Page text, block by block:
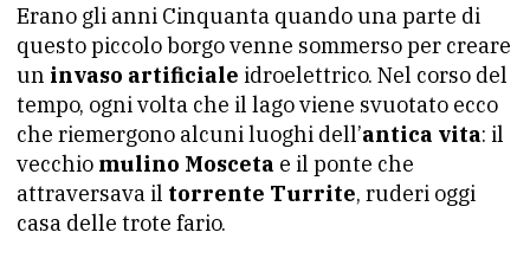
Erano gli anni Cinquanta quando una parte di
questo piccolo borgo venne sommerso per creare
un invaso artificiale idroelettrico. Nel corso del
tempo, ogni volta che il lago viene svuotato ecco
che riemergono alcuni luoghi dell’antica vita: il
vecchio mulino Mosceta e il ponte che
attraversava il torrente Turrite, ruderi oggi
casa delle trote fario.